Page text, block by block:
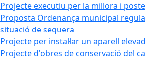
Projecte executiu per la millora i
Proposta Ordenança municipal
situació de sequera
Projecte per instal·lar un aparell
Projecte d'obres de conservació del